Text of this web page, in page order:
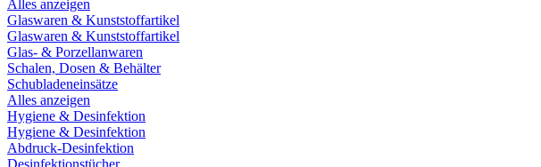
Alles anzeigen
Glaswaren & Kunststoffartikel
Glaswaren & Kunststoffartikel
Glas- & Porzellanwaren
Schalen, Dosen & Behälter
Schubladeneinsätze
Alles anzeigen
Hygiene & Desinfektion
Hygiene & Desinfektion
Abdruck-Desinfektion
Desinfektionstücher